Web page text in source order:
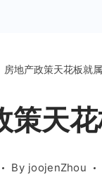
房地产政策天花板就
策天
By joojenZhou